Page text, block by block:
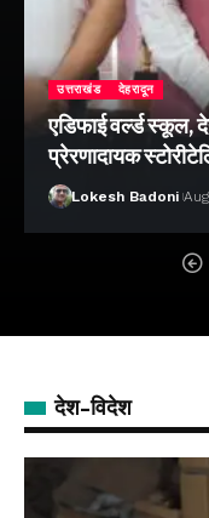
उत्तराखंड देहरादून
एडिफाई वर्ल्ड स्कूल,
प्रेरणादायक
Lokesh Badoni
देश-विदेश